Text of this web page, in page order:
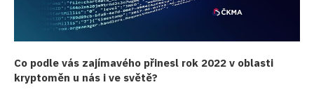
Co podle vás zajímavého přinesl rok 2022 v oblasti
kryptoměn u nás i ve světě?